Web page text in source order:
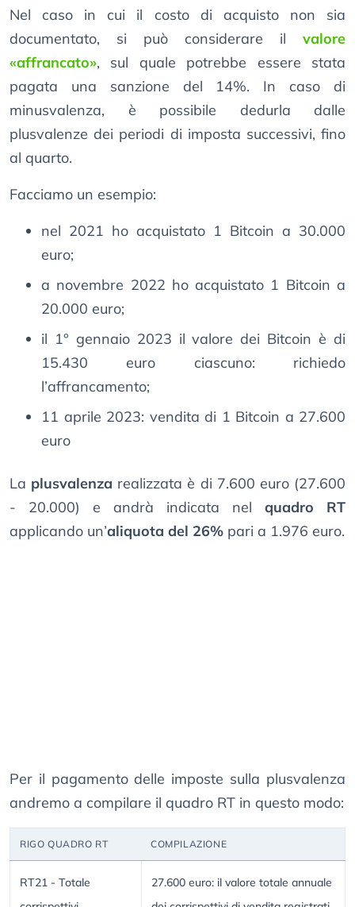
Nel caso in cui il costo di acquisto non sia
documentato, si può considerare il valore
«affrancato», sul quale potrebbe essere stata
pagata una sanzione del 14%. In caso di
minusvalenza, è possibile dedurla dalle
plusvalenze dei periodi di imposta successivi, fino
al quarto.
Facciamo un esempio:
nel 2021 ho acquistato 1 Bitcoin a 30.000
euro;
a novembre 2022 ho acquistato 1 Bitcoin a
20.000 euro;
il 1° gennaio 2023 il valore dei Bitcoin è di
15.430 euro ciascuno: richiedo
l’affrancamento;
11 aprile 2023: vendita di 1 Bitcoin a 27.600
euro
La plusvalenza realizzata è di 7.600 euro (27.600
- 20.000) e andrà indicata nel quadro RT
applicando un’aliquota del 26% pari a 1.976 euro.
Per il pagamento delle imposte sulla plusvalenza
andremo a compilare il quadro RT in questo modo:
RIGO QUADRO RT COMPILAZIONE
RT21 - Totale
27.600 euro: il valore totale annuale